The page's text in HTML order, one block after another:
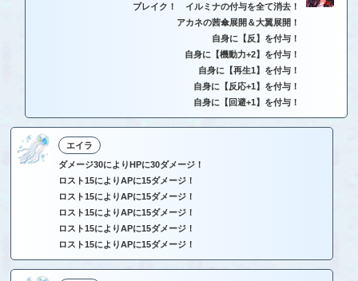
ブレイク！ イルミナの付与を全て消去！
アカネの茜傘展開＆大翼展開！
自身に【反】を付与！
自身に【機動力+2】を付与！
自身に【再生1】を付与！
自身に【反応+1】を付与！
自身に【回避+1】を付与！
エイラ
ダメージ30によりHPに30ダメージ！
ロスト15によりAPに15ダメージ！
ロスト15によりAPに15ダメージ！
ロスト15によりAPに15ダメージ！
ロスト15によりAPに15ダメージ！
ロスト15によりAPに15ダメージ！